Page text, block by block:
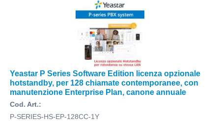
Yeastar P Series Software Edition licenza opzionale
hotstandby, per 128 chiamate contemporanee, con
manutenzione Enterprise Plan, canone annuale
Cod. Art.:
P-SERIES-HS-EP-128CC-1Y